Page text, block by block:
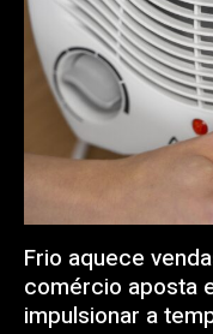
Frio aquece
comércio aposta
impulsionar a